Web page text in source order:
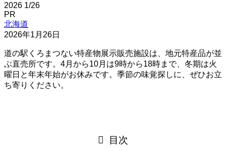
2026 1/26
PR
北海道
2026年1月26日
道の駅くろまつない特産物展示販売施設は、地元特産品が並
ぶ直売所です。4月から10月は9時から18時まで、冬期は火
曜日と年末年始がお休みです。季節の味覚探しに、ぜひお立
ち寄りください。
目次